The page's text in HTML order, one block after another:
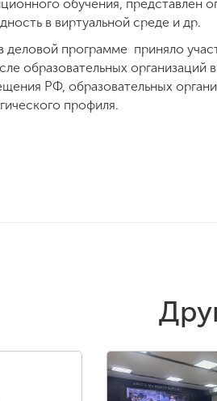
обучения, представлен
в виртуальной среде и др.
деловой программе приняло
образовательных
РФ, образовательных
профиля.